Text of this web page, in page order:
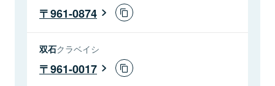
961-0874
双石クラベイシ
961-0017